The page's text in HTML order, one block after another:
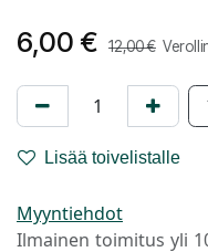
6,00 € 12,00€
Lisää toivelistalle
Myyntiehdot
Ilmainen toimitus yli